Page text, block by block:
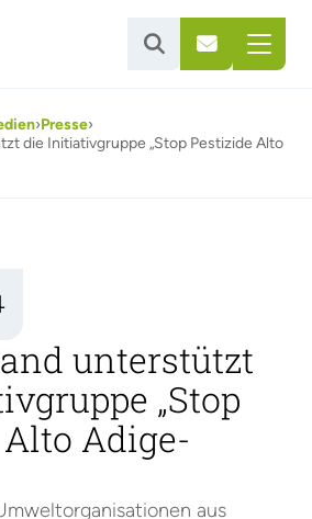
 
›Presse›
die Initiativgruppe „Stop Pestizide Alto
unterstützt
„Stop
Adige-
aus